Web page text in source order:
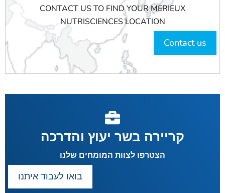
Contact us
CONTACT US TO FIND YOUR MERIEUX
NUTRISCIENCES LOCATION
קריירה בשר יעוץ והדרכה
הצטרפו לצוות המומחים שלנו
בואו לעבוד איתנו